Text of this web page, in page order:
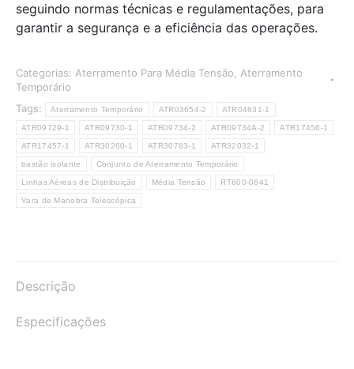
seguindo normas técnicas e regulamentações, para
garantir a segurança e a eficiência das operações.
Categorias: Aterramento Para Média Tensão
Aterramento
Temporário
Tags:
Aterramento Temporário ATR03654-2 ATR04631-1
ATR09729-1 ATR09730-1 ATR09734-2 ATR09734A-2 ATR17456-1
ATR17457-1 ATR30260-1 ATR30783-1 ATR32032-1
bastão isolante Conjunto de Aterramento Temporário
Linhas Aéreas de Distribuição Média Tensão RT600-0641
Vara de Manobra Telescópica
Descrição
Especificações